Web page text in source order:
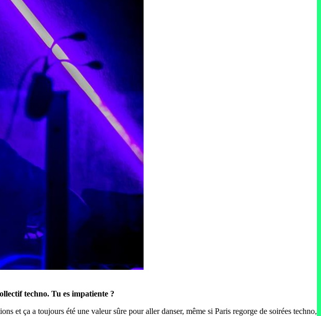
techno. Tu es impatiente ?
et ça a toujours été une valeur sûre pour aller danser, même si Paris regorge de soirées techno,